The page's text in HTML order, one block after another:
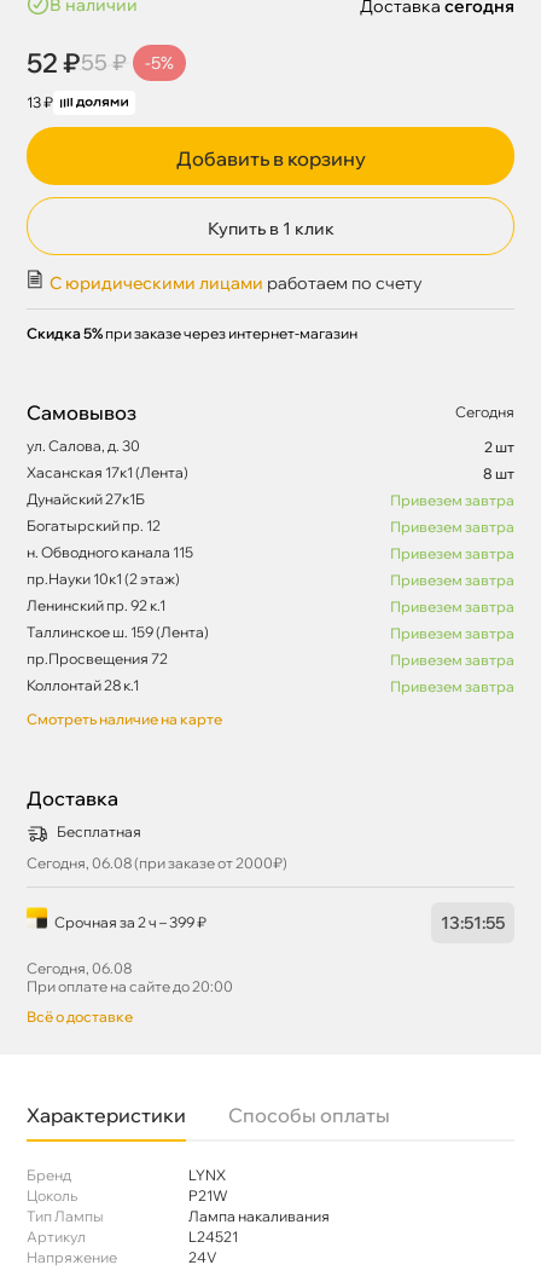
52 ₽55 ₽ -5%
13 ₽
Доставка сегодня
Добавить в корзину
Купить в 1 клик
С юридическими лицами работаем по счету
Скидка 5% при заказе через интернет-магазин
Самовывоз
Сегодня
ул. Салова, д. 30
2 шт
Хасанская 17к1 (Лента)
8 шт
Дунайский 27к1Б
Привезем завтра
Богатырский пр. 12
Привезем завтра
н. Обводного канала 115
Привезем завтра
пр.Науки 10к1 (2 этаж)
Привезем завтра
Ленинский пр. 92 к.1
Привезем завтра
Таллинское ш. 159 (Лента)
Привезем завтра
пр.Просвещения 72
Привезем завтра
Коллонтай 28 к.1
Привезем завтра
Смотреть наличие на карте
Доставка
Бесплатная
Сегодня, 06.08 (при заказе от 2000₽)
Срочная за 2 ч – 399 ₽ 13:51:55
Сегодня, 06.08
При оплате на сайте до 20:00
сё о доставке
Характеристики Способы оплаты
Бренд
LYNX
Цоколь
P21W
Тип Лампы
Лампа накаливания
Артикул
L24521
Напряжение
24V